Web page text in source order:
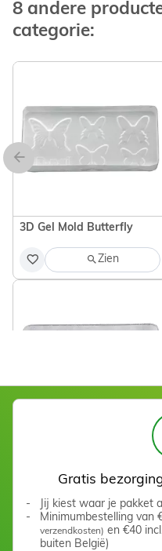
8 andere
categorie:
3D Gel Mold Butterfly
Zien
Gratis
Jij kiest waar je pakket
Minimumbestelling van
verzendkosten) en €40
buiten België)